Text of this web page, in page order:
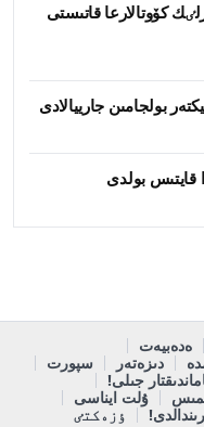
كۆوتالارعا قاتىستى
ەدەبيەت
دىزەتەر
سپورت
جىلى!
ۇلت ايناسى
ٶزەكتٸ